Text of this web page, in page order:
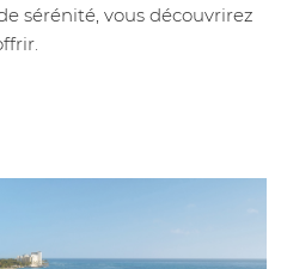
sérénité, vous découvrirez